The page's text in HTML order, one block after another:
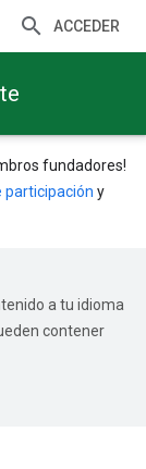
ACCEDER
fundadores!
participación y
a tu idioma
contener